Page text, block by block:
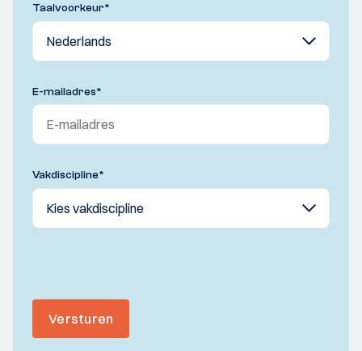
Taalvoorkeur*
E-mailadres*
Vakdiscipline*
Versturen